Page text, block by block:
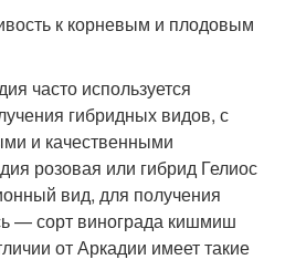
к корневым и плодовым
часто используется
гибридных видов, с
и качественными
розовая или гибрид Гелиос
вид, для получения
— сорт винограда кишмиш
от Аркадии имеет такие